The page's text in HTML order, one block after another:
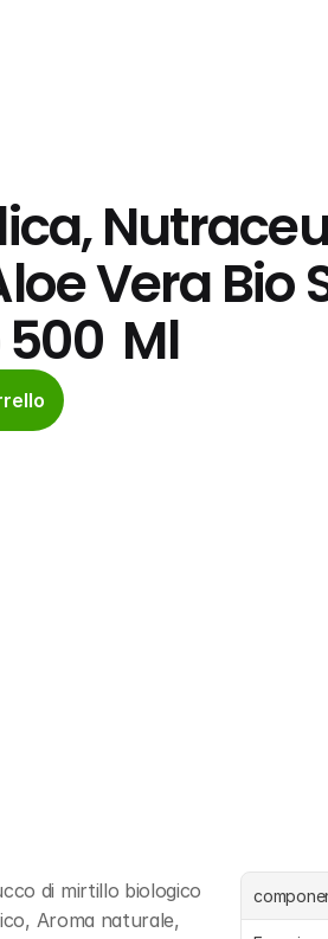
Vera Bio
Ml
di mirtillo biologico
Aroma naturale,